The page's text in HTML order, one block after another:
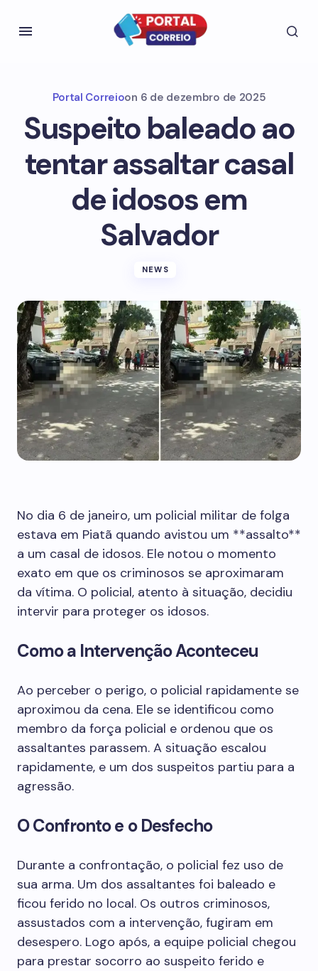
Portal Correioon 6 de dezembro de 2025
Suspeito baleado ao
tentar assaltar casal
de idosos em
Salvador
NEWS
No dia 6 de janeiro, um policial militar de folga
estava em Piatã quando avistou um **assalto**
a um casal de idosos. Ele notou o momento
exato em que os criminosos se aproximaram
da vítima. O policial, atento à situação, decidiu
intervir para proteger os idosos.
Como a Intervenção Aconteceu
Ao perceber o perigo, o policial rapidamente se
aproximou da cena. Ele se identificou como
membro da força policial e ordenou que os
assaltantes parassem. A situação escalou
rapidamente, e um dos suspeitos partiu para a
agressão.
O Confronto e o Desfecho
Durante a confrontação, o policial fez uso de
sua arma. Um dos assaltantes foi baleado e
ficou ferido no local. Os outros criminosos,
assustados com a intervenção, fugiram em
desespero. Logo após, a equipe policial chegou
para prestar socorro ao suspeito ferido e